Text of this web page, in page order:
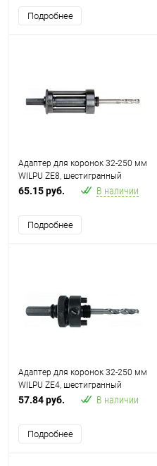
Подробнее
Адаптер для коронок 32-250 мм
WILPU ZE8, шестигранный
хвостовик 11 мм
65.15 руб. В наличии
Подробнее
Адаптер для коронок 32-250 мм
WILPU ZE4, шестигранный
хвостовик 11 мм
57.84 руб. В наличии
Подробнее